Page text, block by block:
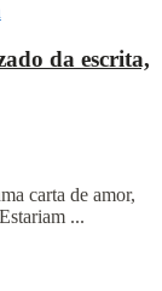
da escrita,
carta de amor,
...